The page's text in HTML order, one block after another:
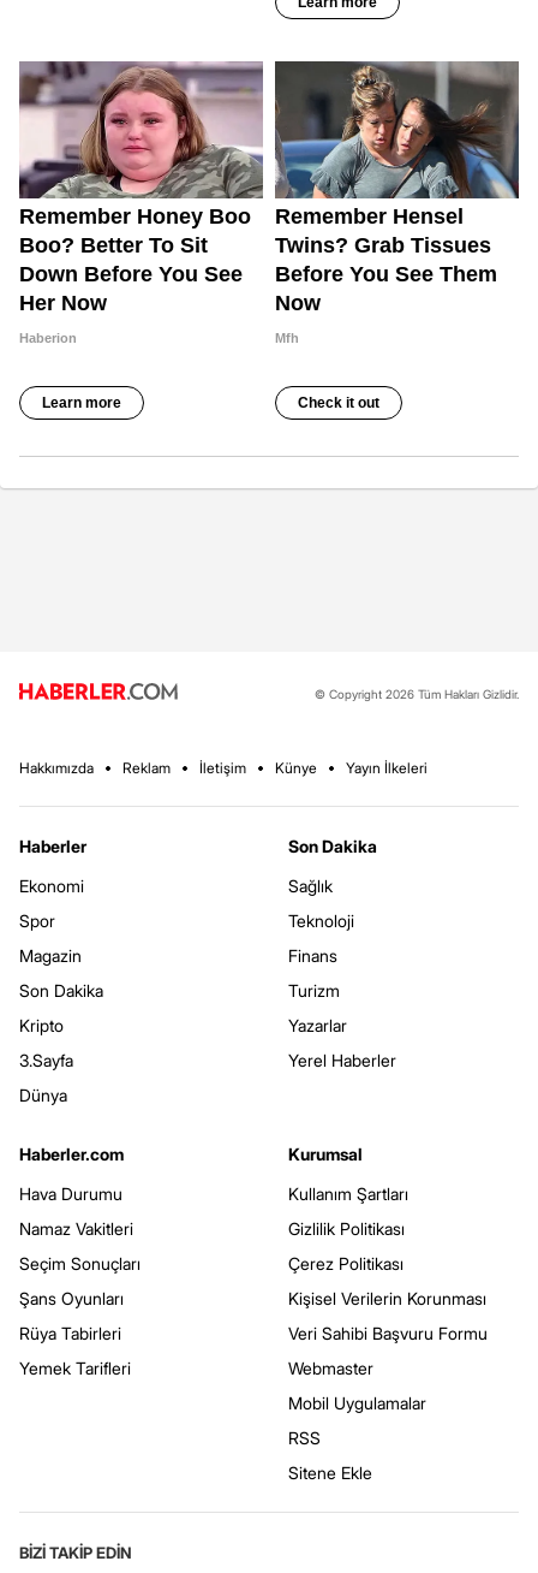
© Copyright 2026 Tüm Hakları Gizlidir.
Hakkımızda Reklam İletişim Künye Yayın İlkeleri
Haberler
Ekonomi
Spor
Magazin
Son Dakika
Kripto
3.Sayfa
Dünya
Son Dakika
Sağlık
Teknoloji
Finans
Turizm
Yazarlar
Yerel Haberler
Haberler.com
Hava Durumu
Namaz Vakitleri
Seçim Sonuçları
Şans Oyunları
Rüya Tabirleri
Yemek Tarifleri
Kurumsal
Kullanım Şartları
Gizlilik Politikası
Çerez Politikası
Kişisel Verilerin Korunması
Veri Sahibi Başvuru Formu
Webmaster
Mobil Uygulamalar
RSS
Sitene Ekle
BİZİ TAKİP EDİN